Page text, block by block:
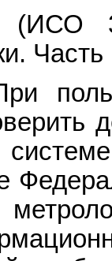
(ИСО